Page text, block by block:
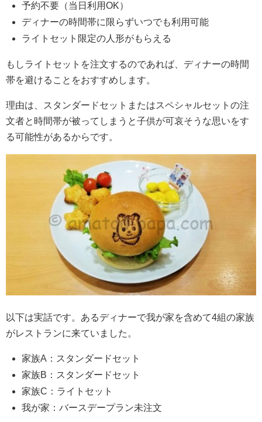
予約不要（当日利用OK）
ディナーの時間帯に限らずいつでも利用可能
ライトセット限定の人形がもらえる
もしライトセットを注文するのであれば、ディナーの時間
帯を避けることをおすすめします。
理由は、スタンダードセットまたはスペシャルセットの注
文者と時間帯が被ってしまうと子供が可哀そうな思いをす
る可能性があるからです。
以下は実話です。あるディナーで我が家を含めて4組の家族
がレストランに来ていました。
家族A：スタンダードセット
家族B：スタンダードセット
家族C：ライトセット
我が家：バースデープラン未注文